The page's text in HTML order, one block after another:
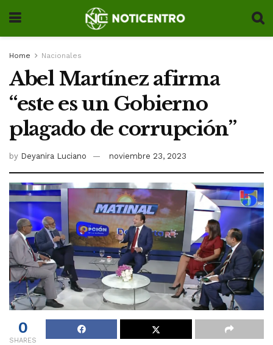
Home Nacionales
Abel Martínez afirma
“este es un Gobierno
plagado de corrupción”
by Deyanira Luciano noviembre 23, 2023
0
SHARES